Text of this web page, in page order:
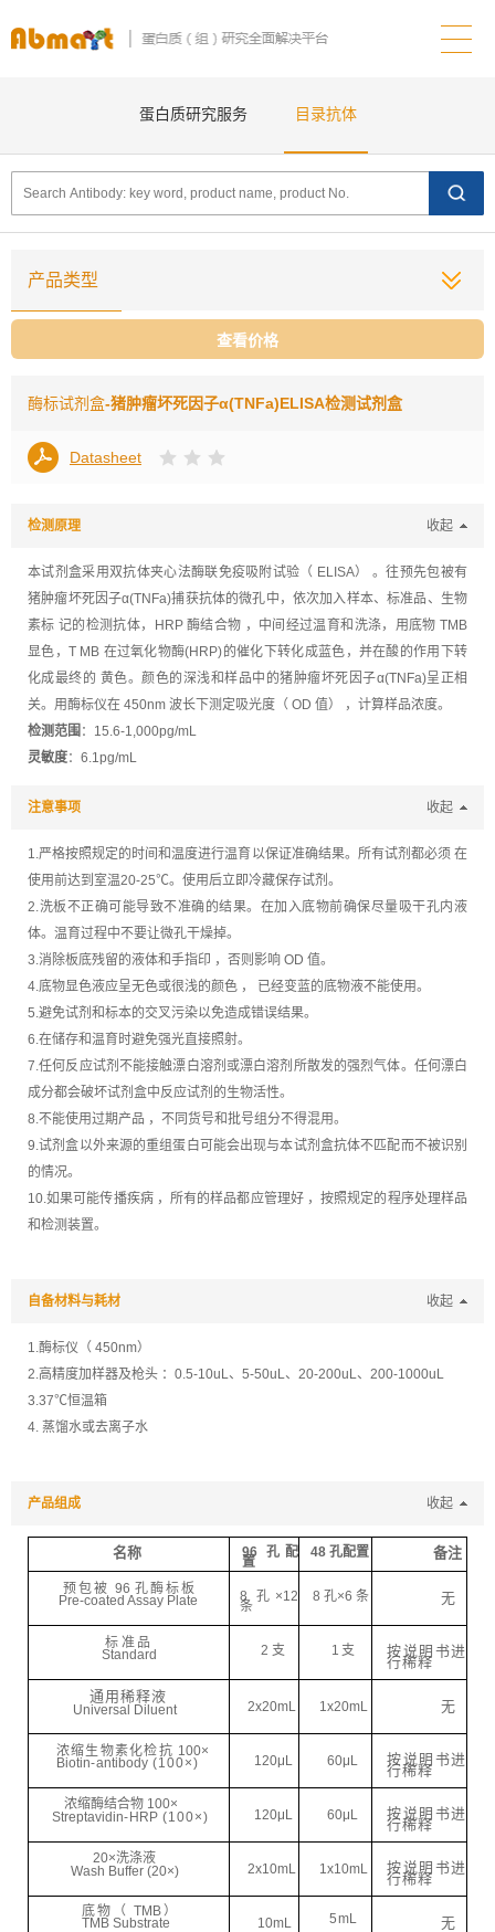
蛋白质研究服务 目录抗体
产品类型
查看价格
酶标试剂盒-猪肿瘤坏死因子α(TNFa)ELISA检测试剂盒
Datasheet
检测原理 收起
本试剂盒采用双抗体夹心法酶联免疫吸附试验（ ELISA） 。往预先包被有
猪肿瘤坏死因子α(TNFa)捕获抗体的微孔中，依次加入样本、标准品、生物
素标 记的检测抗体，HRP 酶结合物 ，中间经过温育和洗涤，用底物 TMB
显色，T MB 在过氧化物酶(HRP)的催化下转化成蓝色，并在酸的作用下转
化成最终的 黄色。颜色的深浅和样品中的猪肿瘤坏死因子α(TNFa)呈正相
关。用酶标仪在 450nm 波长下测定吸光度（ OD 值） ，计算样品浓度。
检测范围 ：15.6-1,000pg/mL
灵敏度：6.1pg/mL
注意事项 收起
1.严格按照规定的时间和温度进行温育以保证准确结果。所有试剂都必须 在
使用前达到室温20-25℃。使用后立即冷藏保存试剂。
2.洗板不正确可能导致不准确的结果。在加入底物前确保尽量吸干孔内液
体。温育过程中不要让微孔干燥掉。
3.消除板底残留的液体和手指印 ，否则影响 OD 值。
4.底物显色液应呈无色或很浅的颜色 ， 已经变蓝的底物液不能使用。
5.避免试剂和标本的交叉污染以免造成错误结果。
6.在储存和温育时避免强光直接照射。
7.任何反应试剂不能接触漂白溶剂或漂白溶剂所散发的强烈气体。任何漂白
成分都会破坏试剂盒中反应试剂的生物活性。
8.不能使用过期产品 ，不同货号和批号组分不得混用。
9.试剂盒以外来源的重组蛋白可能会出现与本试剂盒抗体不匹配而不被识别
的情况。
10.如果可能传播疾病 ，所有的样品都应管理好 ，按照规定的程序处理样品
和检测装置。
自备材料与耗材 收起
1.酶标仪（ 450nm）
2.高精度加样器及枪头 ：0.5-10uL、5-50uL、20-200uL、200-1000uL
3.37℃恒温箱
4. 蒸馏水或去离子水
产品组成 收起
名称 96 孔配
置
48 孔配置 备注
预包被 96孔酶标板
Pre-coated Assay Plate 8 孔 ×12
条
8 孔×6 条 无
标准品
Standard 2 支 1 支 按说明书进
行稀释
通用稀释液
Universal Diluent 2x20mL 1x20mL 无
浓缩生物素化检抗 100×
Biotin-antibody (100×) 120μ L 60μ L 按说明书进
行稀释
浓缩酶结合物 100×
Streptavidin- HRP (100×) 120μ L 60μ L 按说明书进
行稀释
20×洗涤液
Wash Buffer (20×) 2x10mL 1x10mL 按说明书进
行稀释
底物（ TMB ）
TMB Substrate 10mL 5mL 无